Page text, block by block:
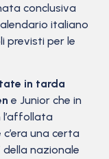
conclusiva
italiano
previsti per le
in tarda
e Junior che in
l’affollata
una certa
nazionale